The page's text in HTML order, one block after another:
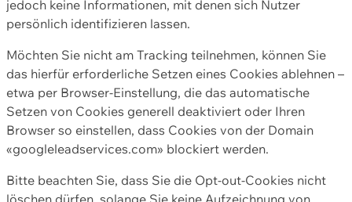
jedoch keine Informationen, mit denen sich Nutzer
persönlich identifizieren lassen.
Möchten Sie nicht am Tracking teilnehmen, können Sie
das hierfür erforderliche Setzen eines Cookies ablehnen –
etwa per Browser-Einstellung, die das automatische
Setzen von Cookies generell deaktiviert oder Ihren
Browser so einstellen, dass Cookies von der Domain
«googleleadservices.com» blockiert werden.
Bitte beachten Sie, dass Sie die Opt-out-Cookies nicht